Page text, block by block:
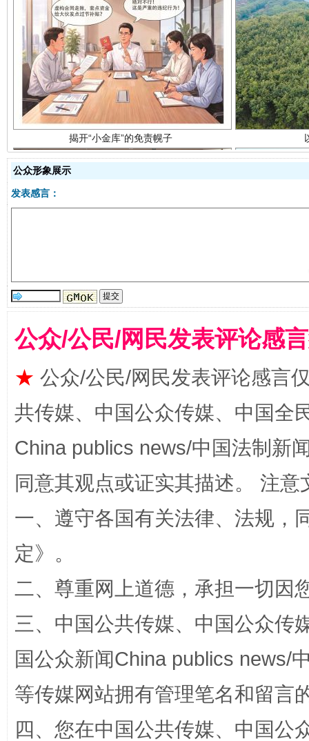
揭开“小金库”的免责幌子
全民健身五年计划来了！等你上场
阿坝州三大球赛在茂县开幕 规模
公众形象展示
发表感言：
公众/公民/网民发表评论感
★ 公众/公民/网民发表评论感言
共传媒、中国公众传媒、中国全
China publics news/中国法制新
同意其观点或证实其描述。 注
一、遵守各国有关法律、法规，
定》。
二、尊重网上道德，承担一切因
三、中国公共传媒、中国公众传
国公众新闻China publics news/
等传媒网站拥有管理笔名和留言
四、您在中国公共传媒、中国公